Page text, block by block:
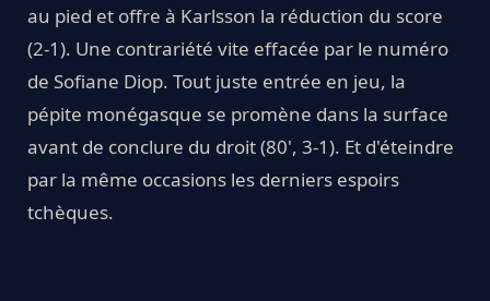
au pied et offre à Karlsson la réduction du score
(2-1). Une contrariété vite effacée par le numéro
de Sofiane Diop. Tout juste entrée en jeu, la
pépite monégasque se promène dans la surface
avant de conclure du droit (80', 3-1). Et d'éteindre
par la même occasions les derniers espoirs
tchèques.